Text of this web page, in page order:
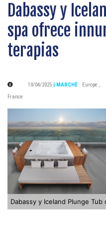
Dabassy y
spa ofrece
terapias
10/04/2025 | MARCHÉ : Europe ,
France
Dabassy y Iceland Plunge Tub